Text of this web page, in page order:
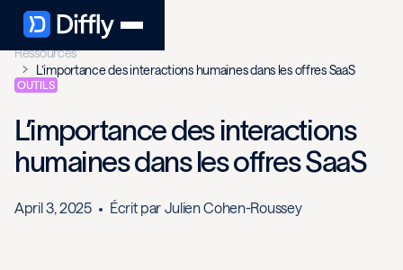
Ressources
L’importance des interactions humaines dans les offres SaaS
OUTILS
L’importance des interactions
humaines dans les offres SaaS
April 3, 2025 Écrit par Julien Cohen-Roussey